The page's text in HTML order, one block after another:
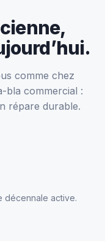
comme chez
bla commercial :
répare durable.
décennale active.